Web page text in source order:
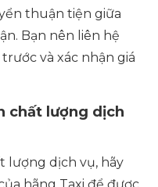
thuận tiện giữa
Bạn nên liên hệ
và xác nhận giá
chất lượng dịch
lượng dịch vụ, hãy